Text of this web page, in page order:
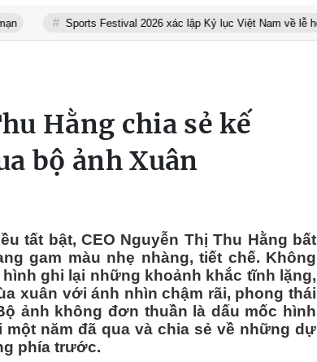
2026 xác lập Kỷ lục Việt Nam về lễ hội thể thao đa môn
Hằng chia sẻ kế
bộ ảnh Xuân
tất bật, CEO Nguyễn Thị Thu Hằng bất
gam màu nhẹ nhàng, tiết chế. Không
ghi lại những khoảnh khắc tĩnh lặng,
xuân với ánh nhìn chậm rãi, phong thái
ảnh không đơn thuần là dấu mốc hình
năm đã qua và chia sẻ về những dự
phía trước.